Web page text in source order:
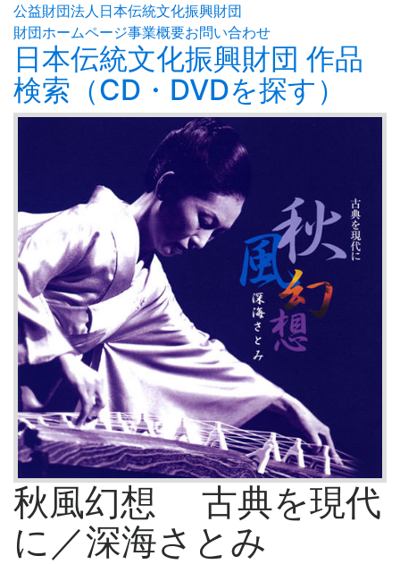
公益財団法人日本伝統文化振興財団
財団ホームページ事業概要お問い合わせ
日本伝統文化振興財団 作品
検索（CD・DVDを探す）
秋風幻想 古典を現代
に／深海さとみ